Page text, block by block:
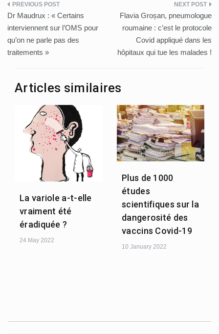
Post
navigation
Dr Maudrux : « Certains
interviennent sur l’OMS pour
qu’on ne parle pas des
traitements »
Flavia Groșan, pneumologue
roumaine : c’est le protocole
Covid appliqué dans les
hôpitaux qui tue les malades !
Articles similaires
La variole a-t-elle
vraiment été
éradiquée ?
24 May 2022
Plus de 1000
études
scientifiques sur la
dangerosité des
vaccins Covid-19
10 January 2022